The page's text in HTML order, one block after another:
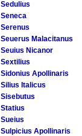
Sedulius
Seneca
Serenus
Seuerus Malacitanus
Seuius Nicanor
Sextilius
Sidonius Apollinaris
Silius Italicus
Sisebutus
Statius
Sueius
Sulpicius Apollinaris